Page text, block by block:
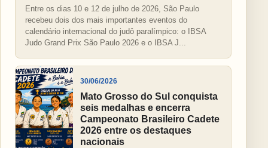
Entre os dias 10 e 12 de julho de 2026, São Paulo
recebeu dois dos mais importantes eventos do
calendário internacional do judô paralímpico: o IBSA
Judo Grand Prix São Paulo 2026 e o IBSA J...
30/06/2026
Mato Grosso do Sul conquista
seis medalhas e encerra
Campeonato Brasileiro Cadete
2026 entre os destaques
nacionais